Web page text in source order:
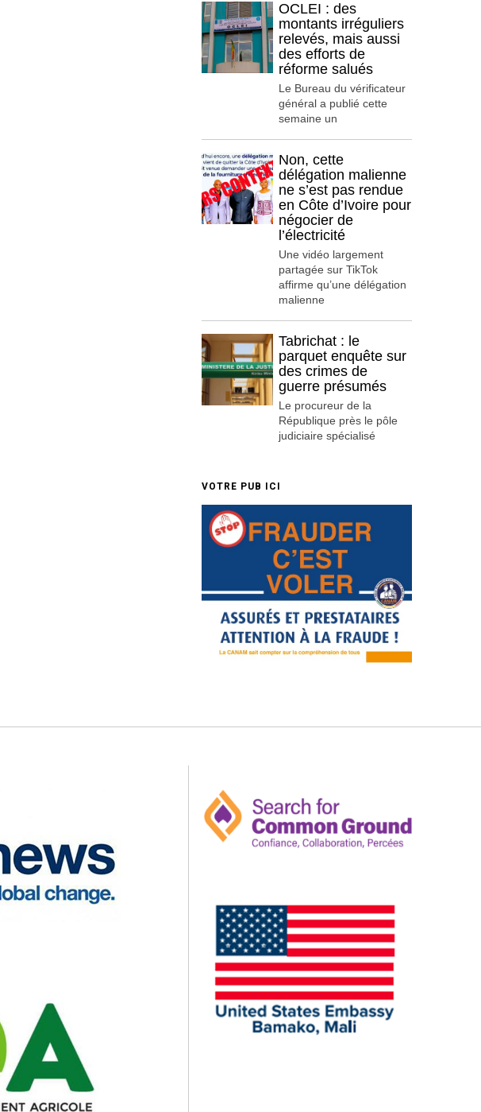
OCLEI : des
montants irréguliers
relevés, mais aussi
des efforts de
réforme salués
Le Bureau du vérificateur
général a publié cette
semaine un
Non, cette
délégation malienne
ne s’est pas rendue
en Côte d’Ivoire pour
négocier de
l’électricité
Une vidéo largement
partagée sur TikTok
affirme qu’une délégation
malienne
Tabrichat : le
parquet enquête sur
des crimes de
guerre présumés
Le procureur de la
République près le pôle
judiciaire spécialisé
VOTRE PUB ICI